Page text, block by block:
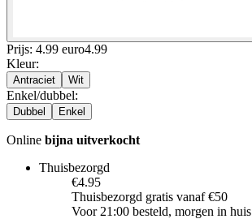
Prijs: 4.99 euro4.99
Kleur:
Antraciet Wit
Enkel/dubbel:
Dubbel Enkel
Online bijna uitverkocht
Thuisbezorgd
€4.95
Thuisbezorgd gratis vanaf €50
Voor 21:00 besteld, morgen in huis